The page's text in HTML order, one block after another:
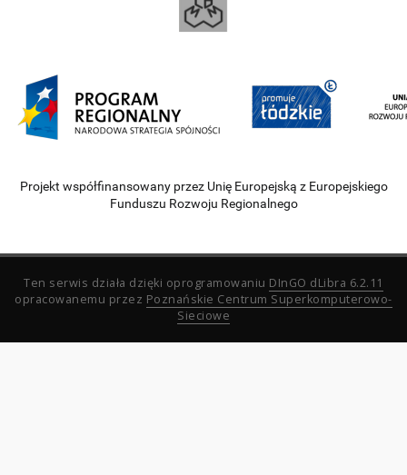
Projekt współfinansowany przez Unię Europejską z Europejskiego
Funduszu Rozwoju Regionalnego
Ten serwis działa dzięki oprogramowaniu DInGO dLibra 6.2.11
opracowanemu przez Poznańskie Centrum Superkomputerowo-
Sieciowe